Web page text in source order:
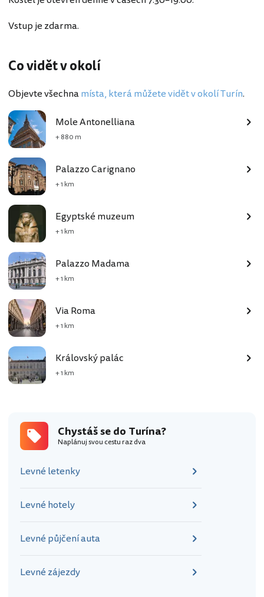
Vstup je zdarma.
Co vidět v okolí
Objevte všechnamísta, která můžete vidět v okolí Turín.
Mole Antonelliana
+ 880 m
Palazzo Carignano
+ 1 km
Egyptské muzeum
+ 1 km
Palazzo Madama
+ 1 km
Via Roma
+ 1 km
Královský palác
+ 1 km
Chystáš se do Turína?
Naplánuj svou cestu raz dva
Levné letenky
Levné hotely
Levné půjčení auta
Levné zájezdy